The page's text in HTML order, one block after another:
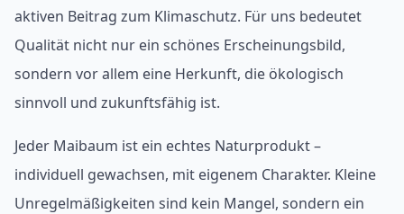
aktiven Beitrag zum Klimaschutz. Für uns bedeutet
Qualität nicht nur ein schönes Erscheinungsbild,
sondern vor allem eine Herkunft, die ökologisch
sinnvoll und zukunftsfähig ist.
Jeder Maibaum ist ein echtes Naturprodukt –
individuell gewachsen, mit eigenem Charakter. Kleine
Unregelmäßigkeiten sind kein Mangel, sondern ein